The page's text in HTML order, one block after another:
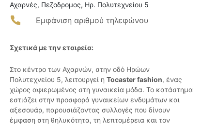
Αχαρνές, Πεζοδρομος, Ηρ. Πολυτεχνείου 5
Εμφάνιση αριθμού τηλεφώνου
Σχετικά με την εταιρεία:
Στο κέντρο των Αχαρνών, στην οδό Ηρώων
Πολυτεχνείου 5, λειτουργεί η Tocaster fashion, ένας
χώρος αφιερωμένος στη γυναικεία μόδα. Το κατάστημα
εστιάζει στην προσφορά γυναικείων ενδυμάτων και
αξεσουάρ, παρουσιάζοντας συλλογές που δίνουν
έμφαση στη θηλυκότητα, τη λεπτομέρεια και τον